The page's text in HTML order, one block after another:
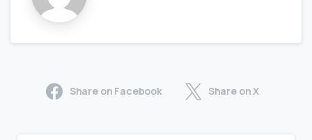
Share on Facebook Share on X